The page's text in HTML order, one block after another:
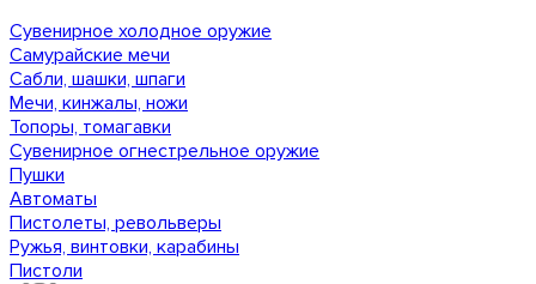
Сувенирное холодное оружие
Самурайские мечи
Сабли, шашки, шпаги
Мечи, кинжалы, ножи
Топоры, томагавки
Сувенирное огнестрельное оружие
Пушки
Автоматы
Пистолеты, револьверы
Ружья, винтовки, карабины
Пистоли